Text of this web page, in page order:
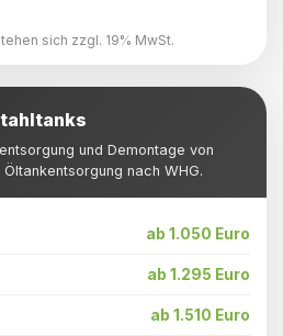
sich zzgl. 19% MwSt.
und Demontage von
nach WHG.
ab 1.050 Euro
ab 1.295 Euro
ab 1.510 Euro